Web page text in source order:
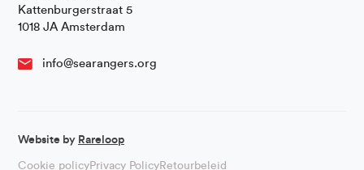
Kattenburgerstraat 5
1018 JA Amsterdam
info@searangers.org
Website by Rareloop
Cookie policyPrivacy PolicyRetourbeleid